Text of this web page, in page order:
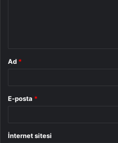
Ad *
E-posta *
İnternet sitesi